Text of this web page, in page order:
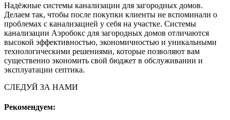
Надёжные системы канализации для загородных домов.
Делаем так, чтобы после покупки клиенты не вспоминали о
проблемах с канализацией у себя на участке. Системы
канализации Аэробокс для загородных домов отличаются
высокой эффективностью, экономичностью и уникальными
технологическими решениями, которые позволяют вам
существенно экономить свой бюджет в обслуживании и
эксплуатации септика.
СЛЕДУЙ ЗА НАМИ
Рекомендуем: